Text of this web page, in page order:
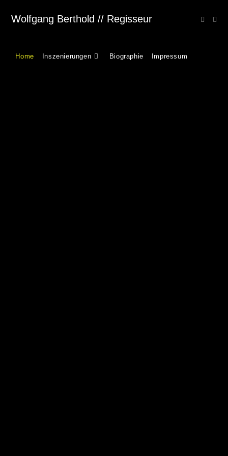
Wolfgang Berthold // Regisseur
Home Inszenierungen Biographie Impressum